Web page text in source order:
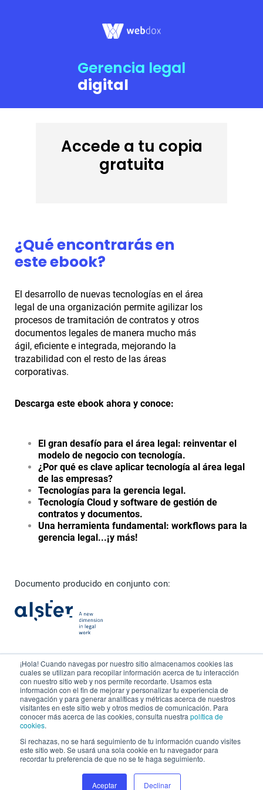
¡Hola! Cuando navegas por nuestro sitio almacenamos cookies las
cuales se utilizan para recopilar información acerca de tu interacción
con nuestro sitio web y nos permite recordarte. Usamos esta
información con el fin de mejorar y personalizar tu experiencia de
navegación y para generar analíticas y métricas acerca de nuestros
visitantes en este sitio web y otros medios de comunicación. Para
conocer más acerca de las cookies, consulta nuestra política de
cookies.
Si rechazas, no se hará seguimiento de tu información cuando visites
este sitio web. Se usará una sola cookie en tu navegador para
recordar tu preferencia de que no se te haga seguimiento.
Aceptar Declinar
Gerencia legal
digital
Accede a tu copia
gratuita
¿Qué encontrarás en
este ebook?
El desarrollo de nuevas tecnologías en el área
legal de una organización permite agilizar los
procesos de tramitación de contratos y otros
documentos legales de manera mucho más
ágil, eficiente e integrada, mejorando la
trazabilidad con el resto de las áreas
corporativas.
Descarga este ebook ahora y conoce:
El gran desafío para el área legal: reinventar el
modelo de negocio con tecnología.
¿Por qué es clave aplicar tecnología al área legal
de las empresas?
Tecnologías para la gerencia legal.
Tecnología Cloud y software de gestión de
contratos y documentos.
Una herramienta fundamental: workflows para la
gerencia legal...¡y más!
Documento producido en conjunto con:
Las compañias líderes en la
procesos de contratación con
Webdox